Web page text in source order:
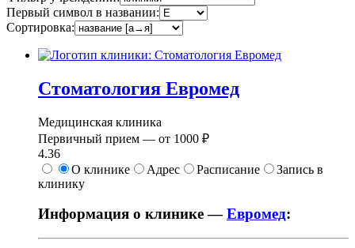
Первый символ в названии:
Сортировка:
Стоматология Евромед
Медицинская клиника
Первичный прием — от 1000 ₽
4.36
О клинике
Адрес Расписание
Запись в
клинику
Информация о клинике —Евромед: